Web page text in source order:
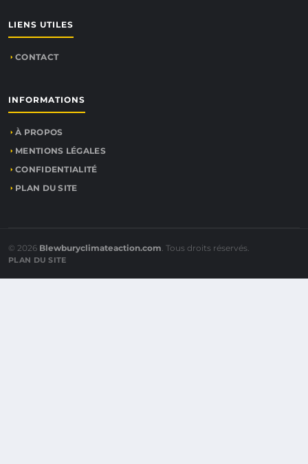
LIENS UTILES
CONTACT
INFORMATIONS
À PROPOS
MENTIONS LÉGALES
CONFIDENTIALITÉ
PLAN DU SITE
© 2026 Blewburyclimateaction.com. Tous droits réservés.
PLAN DU SITE